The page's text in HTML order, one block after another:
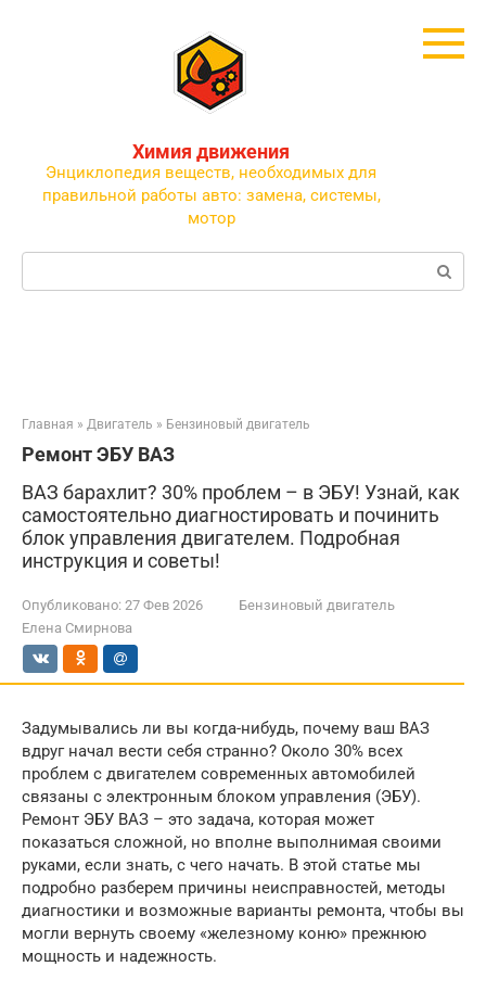
Химия движения
Энциклопедия веществ, необходимых для
правильной работы авто: замена, системы,
мотор
Поиск:
Главная » Двигатель » Бензиновый двигатель
Ремонт ЭБУ ВАЗ
ВАЗ барахлит? 30% проблем – в ЭБУ! Узнай, как
самостоятельно диагностировать и починить
блок управления двигателем. Подробная
инструкция и советы!
Опубликовано: 27 Фев 2026
Бензиновый двигатель
Елена Смирнова
Задумывались ли вы когда-нибудь, почему ваш ВАЗ
вдруг начал вести себя странно? Около 30% всех
проблем с двигателем современных автомобилей
связаны с электронным блоком управления (ЭБУ).
Ремонт ЭБУ ВАЗ – это задача, которая может
показаться сложной, но вполне выполнимая своими
руками, если знать, с чего начать. В этой статье мы
подробно разберем причины неисправностей, методы
диагностики и возможные варианты ремонта, чтобы вы
могли вернуть своему «железному коню» прежнюю
мощность и надежность.